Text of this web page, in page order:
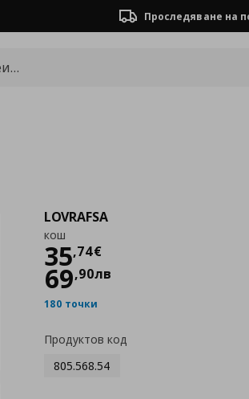
Проследяване на
LOVRAFSA
кош
35,74€
Цена
69,90лв
180 точки
Продуктов код
805.568.54